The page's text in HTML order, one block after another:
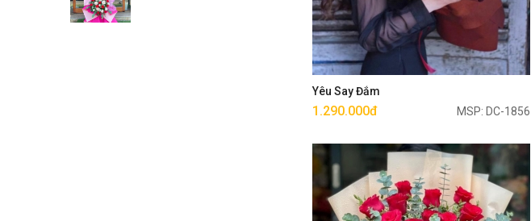
Yêu Say Đắm
1.290.000đ MSP: DC-1856
Mua ngay